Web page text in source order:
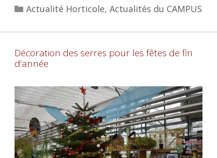
Actualité Horticole, Actualités du CAMPUS
Décoration des serres pour les fêtes de fin
d’année